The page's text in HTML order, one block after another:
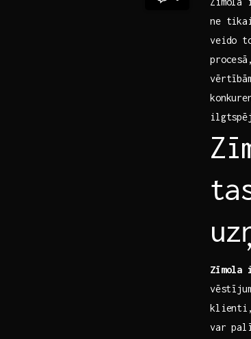
ne
veido
Zīmola
klienti,
‌var⁤